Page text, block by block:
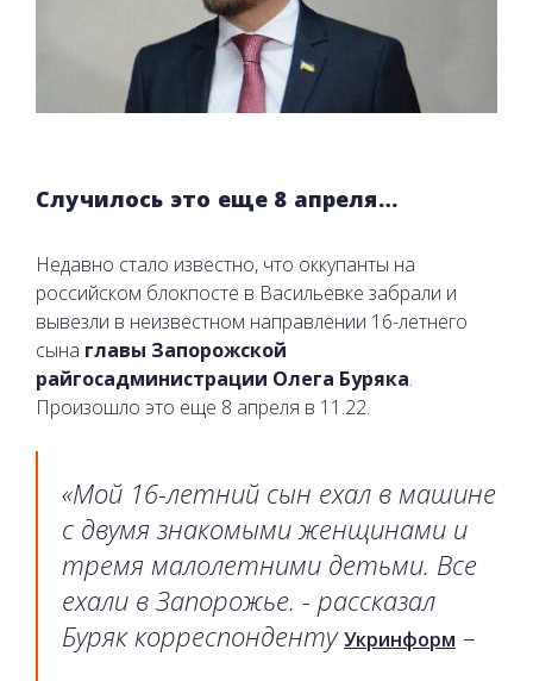
Случилось это еще 8 апреля…
Недавно стало известно, что оккупанты на
российском блокпосте в Васильевке забрали и
вывезли в неизвестном направлении 16-летнего
сына главы Запорожской
райгосадминистрации Олега Буряка.
Произошло это еще 8 апреля в 11.22.
«Мой 16-летний сын ехал в машине
с двумя знакомыми женщинами и
тремя малолетними детьми. Все
ехали в Запорожье. - рассказал
Буряк корреспондентуУкринформ –